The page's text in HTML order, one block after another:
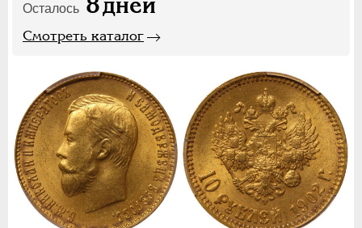
Осталось
Смотреть каталог